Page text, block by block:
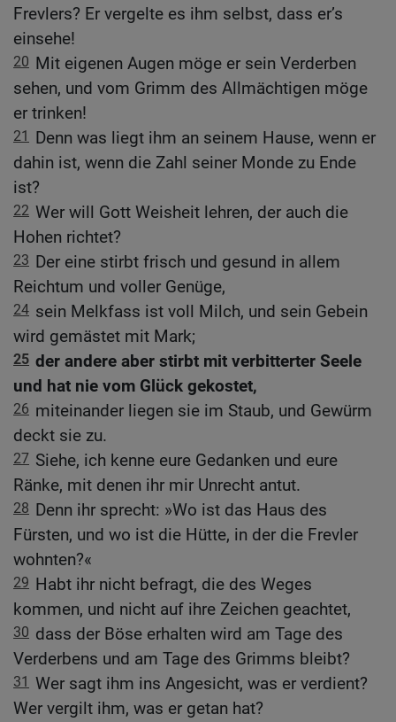
Frevlers? Er vergelte es ihm selbst, dass er’s
einsehe!
20 Mit eigenen Augen möge er sein Verderben
sehen, und vom Grimm des Allmächtigen möge
er trinken!
21
Denn was liegt ihm an seinem Hause, wenn er
dahin ist, wenn die Zahl seiner Monde zu Ende
ist?
22 Wer will Gott Weisheit lehren, der auch die
Hohen richtet?
23 Der eine stirbt frisch und gesund in allem
Reichtum und voller Genüge,
24 sein Melkfass ist voll Milch, und sein Gebein
wird gemästet mit Mark;
25 der andere aber stirbt mit verbitterter Seele
und hat nie vom Glück gekostet,
26 miteinander liegen sie im Staub, und Gewürm
deckt sie zu.
27 Siehe, ich kenne eure Gedanken und eure
Ränke, mit denen ihr mir Unrecht antut.
28 Denn ihr sprecht: »Wo ist das Haus des
Fürsten, und wo ist die Hütte, in der die Frevler
wohnten?«
29 Habt ihr nicht befragt, die des Weges
kommen, und nicht auf ihre Zeichen geachtet,
30 dass der Böse erhalten wird am Tage des
Verderbens und am Tage des Grimms bleibt?
31 Wer sagt ihm ins Angesicht, was er verdient?
Wer vergilt ihm, was er getan hat?